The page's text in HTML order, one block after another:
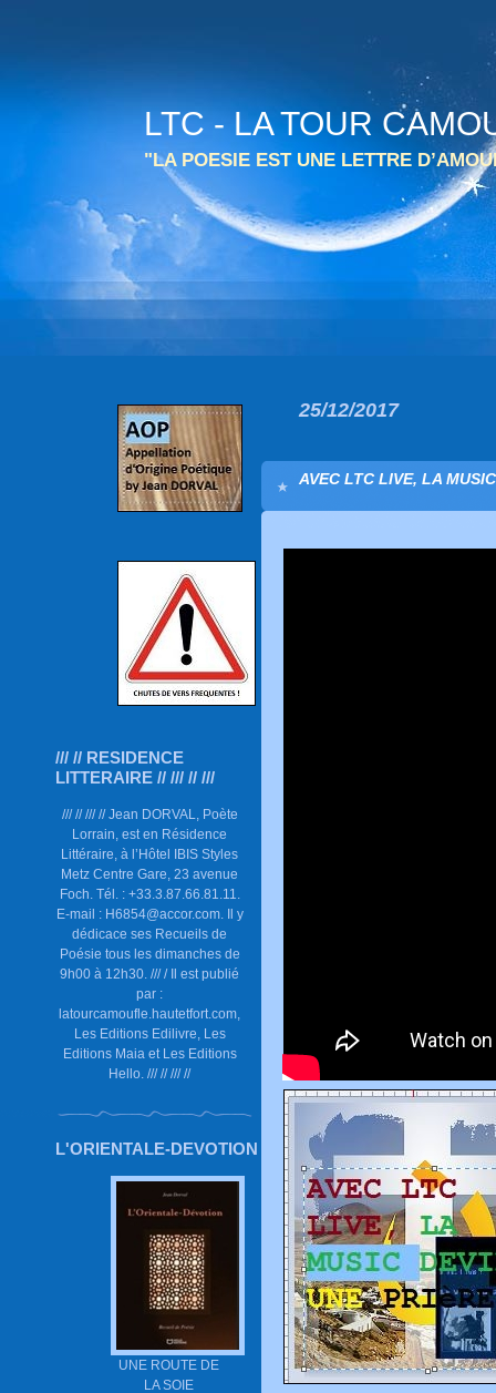
LTC - LA TOUR
"LA POESIE EST UNE LETTRE
/// // RESIDENCE
LITTERAIRE // /// // ///
/// // /// // Jean DORVAL, Poète
Lorrain, est en Résidence
Littéraire, à l’Hôtel IBIS Styles
Metz Centre Gare, 23 avenue
Foch. Tél. : +33.3.87.66.81.11.
E-mail : H6854@accor.com. Il y
dédicace ses Recueils de
Poésie tous les dimanches de
9h00 à 12h30. /// / Il est publié
par :
latourcamoufle.hautetfort.com,
Les Editions Edilivre, Les
Editions Maia et Les Editions
Hello. /// // /// //
L'ORIENTALE-DEVOTION
UNE ROUTE DE
LA SOIE
25/12/2017
AVEC LTC LIVE, LA